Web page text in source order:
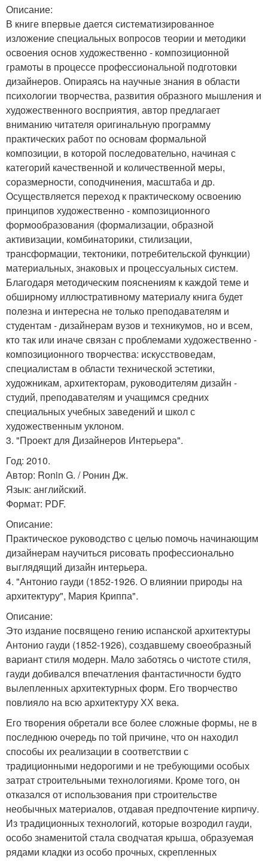
Описание:
В книге впервые дается систематизированное
изложение специальных вопросов теории и методики
освоения основ художественно - композиционной
грамоты в процессе профессиональной подготовки
дизайнеров. Опираясь на научные знания в области
психологии творчества, развития образного мышления и
художественного восприятия, автор предлагает
вниманию читателя оригинальную программу
практических работ по основам формальной
композиции, в которой последовательно, начиная с
категорий качественной и количественной меры,
соразмерности, соподчинения, масштаба и др.
Осуществляется переход к практическому освоению
принципов художественно - композиционного
формообразования (формализации, образной
активизации, комбинаторики, стилизации,
трансформации, тектоники, потребительской функции)
материальных, знаковых и процессуальных систем.
Благодаря методическим пояснениям к каждой теме и
обширному иллюстративному материалу книга будет
полезна и интересна не только преподавателям и
студентам - дизайнерам вузов и техникумов, но и всем,
кто так или иначе связан с проблемами художественно -
композиционного творчества: искусствоведам,
специалистам в области технической эстетики,
художникам, архитекторам, руководителям дизайн -
студий, преподавателям и учащимся средних
специальных учебных заведений и школ с
художественным уклоном.
3. "Проект для Дизайнеров Интерьера".
Год: 2010.
Автор: Ronin G. / Ронин Дж.
Язык: английский.
Формат: PDF.
Описание:
Практическое руководство с целью помочь начинающим
дизайнерам научиться рисовать профессионально
выглядящий дизайн интерьера.
4. "Антонио гауди (1852-1926. О влиянии природы на
архитектуру", Мария Криппа".
Описание:
Это издание посвящено гению испанской архитектуры
Антонио гауди (1852-1926), создавшему своеобразный
вариант стиля модерн. Мало заботясь о чистоте стиля,
гауди добивался впечатления фантастичности будто
вылепленных архитектурных форм. Его творчество
повлияло на всю архитектуру ХХ века.
Его творения обретали все более сложные формы, не в
последнюю очередь по той причине, что он находил
способы их реализации в соответствии с
традиционными недорогими и не требующими особых
затрат строительными технологиями. Кроме того, он
отказался от использования при строительстве
необычных материалов, отдавая предпочтение кирпичу.
Из традиционных технологий, которые возродил гауди,
особо знаменитой стала сводчатая крыша, образуемая
рядами кладки из особо прочных, скрепленных